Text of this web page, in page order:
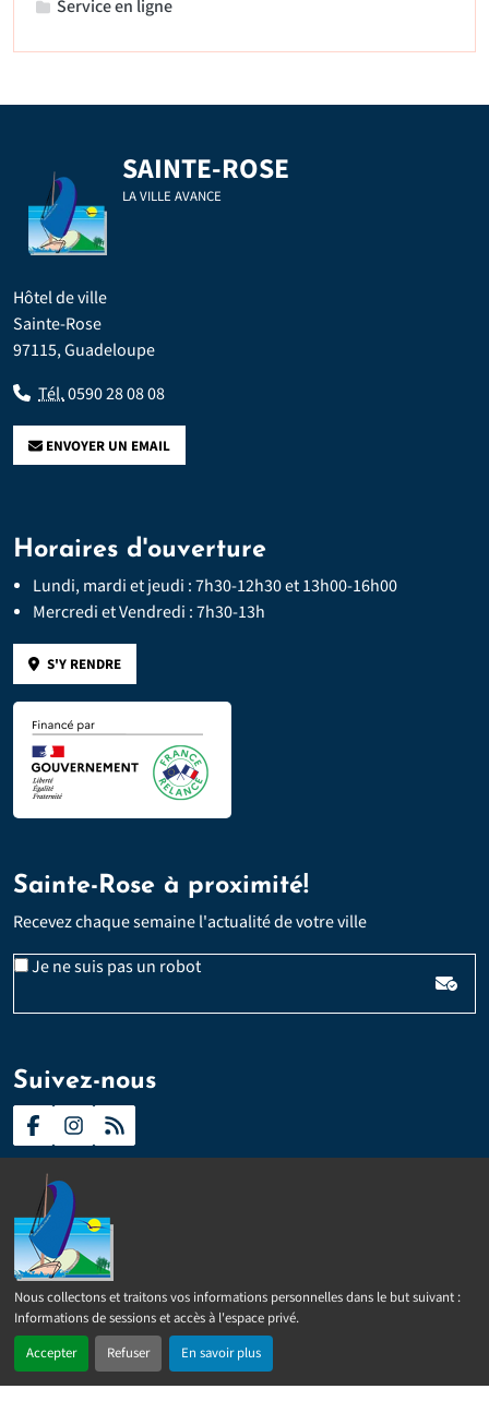
Nous collectons et traitons vos informations personnelles dans le but suivant :
Informations de sessions et accès à l'espace privé.
Accepter Refuser En savoir plus
En 1 clic Menu
Service en ligne
SAINTE-ROSE
LA VILLE AVANCE
Hôtel de ville
Sainte-Rose
97115, Guadeloupe
Tél.0590 28 08 08
ENVOYER UN EMAIL
Horaires d'ouverture
Lundi, mardi et jeudi : 7h30-12h30 et 13h00-16h00
Mercredi et Vendredi : 7h30-13h
S'Y RENDRE
Sainte-Rose à proximité!
Recevez chaque semaine l'actualité de votre ville
Je ne suis pas un robotEmail
Suivez-nous
Contact
2024 –2026 © Sainte-Rose Tous droits réservés
Mentions
légales
Politique de confidentialité
Réalisé parIPEOS I-Solutions